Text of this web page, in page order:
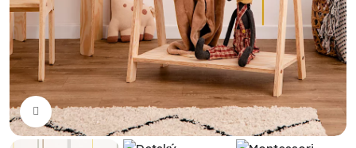
Click to enlarge